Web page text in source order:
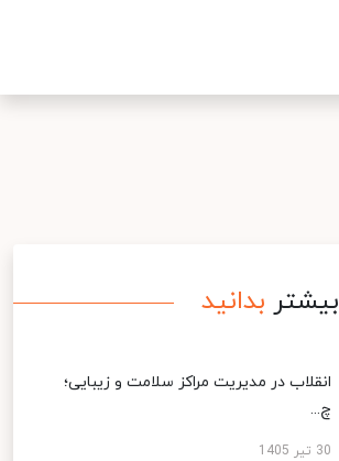
بیشتر بدانید
انقلاب در مدیریت مراکز سلامت و زیبایی؛
چ...
30 تیر 1405